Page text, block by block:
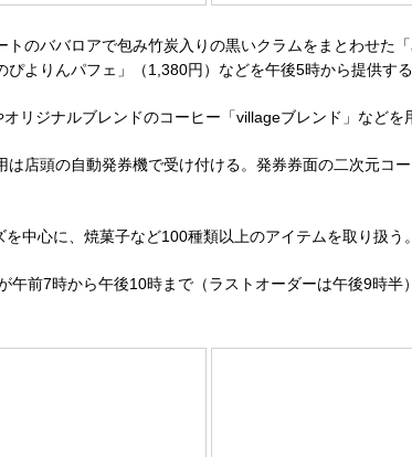
のババロアで包み竹炭入りの黒いクラムをまとわせた
よりんパフェ」（1,380円）などを午後5時から提供する
リジナルブレンドのコーヒー「villageブレンド」など
店頭の自動発券機で受け付ける。発券券面の二次元コ
中心に、焼菓子など100種類以上のアイテムを取り扱う。
前7時から午後10時まで（ラストオーダーは午後9時